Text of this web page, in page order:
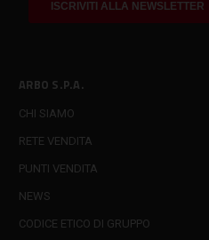
ARBO S.P.A.
CHI SIAMO
RETE VENDITA
PUNTI VENDITA
NEWS
CODICE ETICO DI GRUPPO